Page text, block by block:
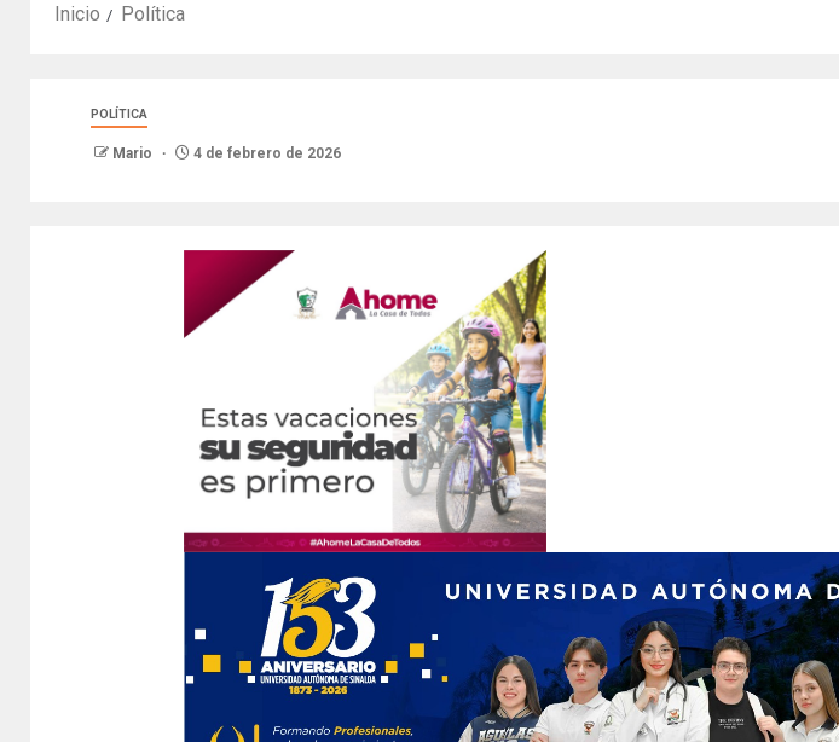
Inicio Política
POLÍTICA
Mario 4 de febrero de 2026